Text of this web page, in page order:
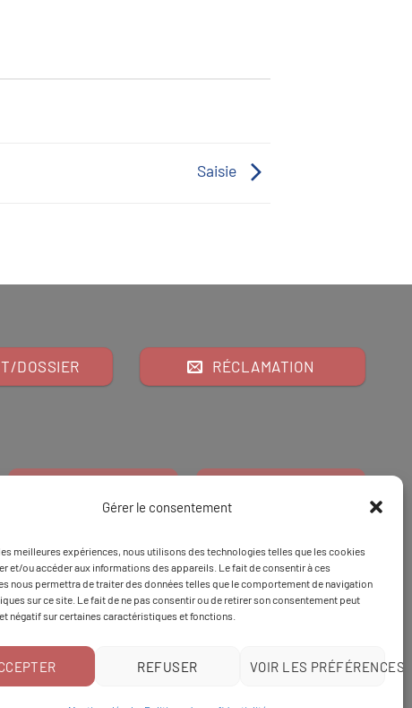
Gérer le consentement
meilleures expériences, nous utilisons des technologies telles que les cookies
et/ou accéder aux informations des appareils. Le fait de consentir à ces
nous permettra de traiter des données telles que le comportement de navigation
sur ce site. Le fait de ne pas consentir ou de retirer son consentement peut
négatif sur certaines caractéristiques et fonctions.
REFUSER VOIR LES PRÉFÉRENCES
Saisie
DOSSIER RÉCLAMATION
Financeur
Tapez 3
EtTapez 98pour
une formation